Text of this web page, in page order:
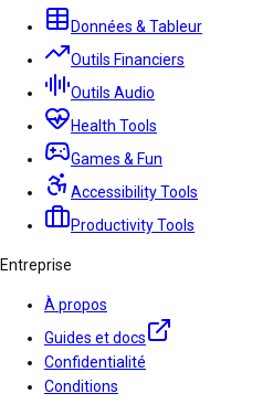
Données & Tableur
Outils Financiers
Outils Audio
Health Tools
Games & Fun
Accessibility Tools
Productivity Tools
Entreprise
À propos
Guides et docs
Confidentialité
Conditions